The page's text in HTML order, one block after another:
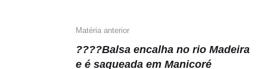
Matéria anterior
????Balsa encalha no rio Madeira
e é saqueada em Manicoré